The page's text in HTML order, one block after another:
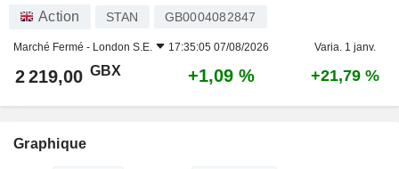
Action STAN GB0004082847
Marché Fermé - London S.E. 17:35:05 07/08/2026 Varia. 1 janv.
2 219,00 GBX +1,09 % +21,79 %
Graphique